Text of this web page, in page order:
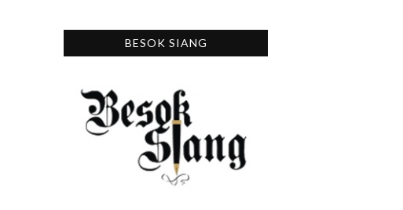
BESOK SIANG